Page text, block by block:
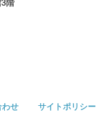
階
わせ サイトポリシー